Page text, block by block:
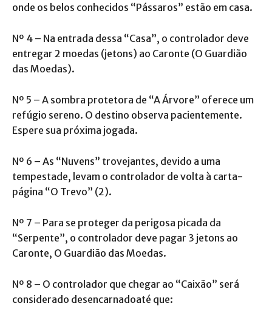
onde os belos conhecidos “Pássaros” estão em casa.
Nº 4 – Na entrada dessa “Casa”, o controlador deve
entregar 2 moedas (jetons) ao Caronte (O Guardião
das Moedas).
Nº 5 – A sombra protetora de “A Árvore” oferece um
refúgio sereno. O destino observa pacientemente.
Espere sua próxima jogada.
Nº 6 – As “Nuvens” trovejantes, devido a uma
tempestade, levam o controlador de volta à carta-
página “O Trevo” (2).
Nº 7 – Para se proteger da perigosa picada da
“Serpente”, o controlador deve pagar 3 jetons ao
Caronte, O Guardião das Moedas.
Nº 8 – O controlador que chegar ao “Caixão” será
considerado desencarnadoaté que: